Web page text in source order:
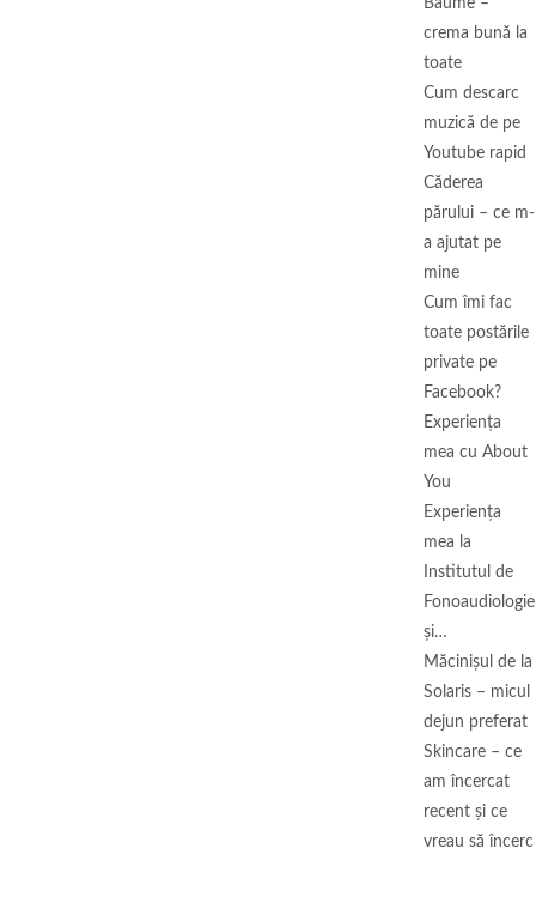
Baume –
crema bună la
toate
Cum descarc
muzică de pe
Youtube rapid
Căderea
părului – ce m-
a ajutat pe
mine
Cum îmi fac
toate postările
private pe
Facebook?
Experiența
mea cu About
You
Experiența
mea la
Institutul de
Fonoaudiologie
și…
Măcinişul de la
Solaris – micul
dejun preferat
Skincare – ce
am încercat
recent și ce
vreau să încerc